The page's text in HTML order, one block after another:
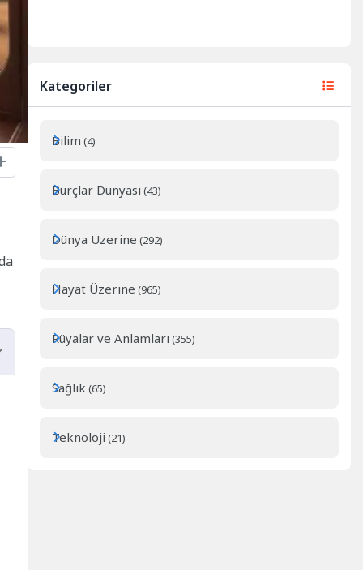
Kategoriler
Bilim (4)
Burçlar Dunyasi (43)
Dünya Üzerine (292)
Hayat Üzerine (965)
Rüyalar ve Anlamları (355)
Sağlık (65)
Teknoloji (21)